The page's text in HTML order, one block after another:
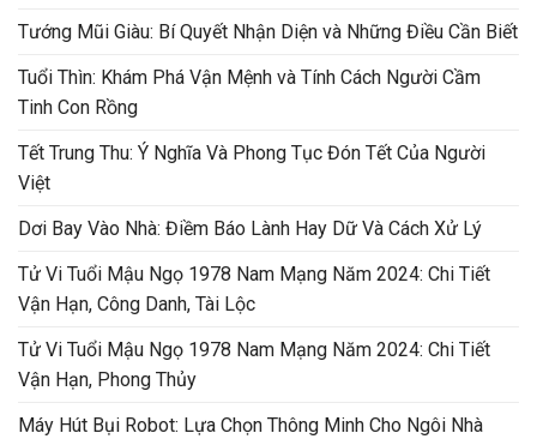
Tướng Mũi Giàu: Bí Quyết Nhận Diện và Những Điều Cần Biết
Tuổi Thìn: Khám Phá Vận Mệnh và Tính Cách Người Cầm
Tinh Con Rồng
Tết Trung Thu: Ý Nghĩa Và Phong Tục Đón Tết Của Người
Việt
Dơi Bay Vào Nhà: Điềm Báo Lành Hay Dữ Và Cách Xử Lý
Tử Vi Tuổi Mậu Ngọ 1978 Nam Mạng Năm 2024: Chi Tiết
Vận Hạn, Công Danh, Tài Lộc
Tử Vi Tuổi Mậu Ngọ 1978 Nam Mạng Năm 2024: Chi Tiết
Vận Hạn, Phong Thủy
Máy Hút Bụi Robot: Lựa Chọn Thông Minh Cho Ngôi Nhà